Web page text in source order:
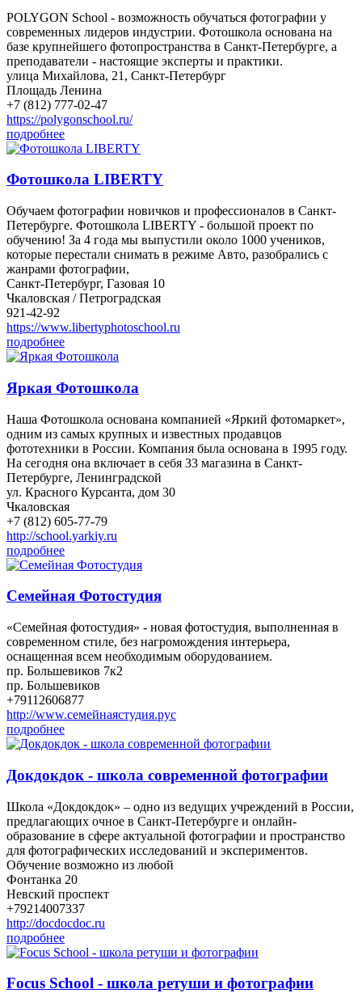
POLYGON School - возможность обучаться фотографии у
современных лидеров индустрии. Фотошкола основана на
базе крупнейшего фотопространства в Санкт-Петербурге, а
преподаватели - настоящие эксперты и практики.
улица Михайлова, 21, Санкт-Петербург
Площадь Ленина
+7 (812) 777-02-47
https://polygonschool.ru/
подробнее
Фотошкола LIBERTY
Обучаем фотографии новичков и профессионалов в Санкт-
Петербурге. Фотошкола LIBERTY - большой проект по
обучению! За 4 года мы выпустили около 1000 учеников,
которые перестали снимать в режиме Авто, разобрались с
жанрами фотографии,
Санкт-Петербург, Газовая 10
Чкаловская / Петроградская
921-42-92
https://www.libertyphotoschool.ru
подробнее
Яркая Фотошкола
Наша Фотошкола основана компанией «Яркий фотомаркет»,
одним из самых крупных и известных продавцов
фототехники в России. Компания была основана в 1995 году.
На сегодня она включает в себя 33 магазина в Санкт-
Петербурге, Ленинградской
ул. Красного Курсанта, дом 30
Чкаловская
+7 (812) 605-77-79
http://school.yarkiy.ru
подробнее
Семейная Фотостудия
«Семейная фотостудия» - новая фотостудия, выполненная в
современном стиле, без нагромождения интерьера,
оснащенная всем необходимым оборудованием.
пр. Большевиков 7к2
пр. Большевиков
+79112606877
http://www.семейнаястудия.рус
подробнее
Докдокдок - школа современной фотографии
Школа «Докдокдок» – одно из ведущих учреждений в России,
предлагающих очное в Санкт-Петербурге и онлайн-
образование в сфере актуальной фотографии и пространство
для фотографических исследований и экспериментов.
Обучение возможно из любой
Фонтанка 20
Невский проспект
+79214007337
http://docdocdoc.ru
подробнее
Focus School - школа ретуши и фотографии